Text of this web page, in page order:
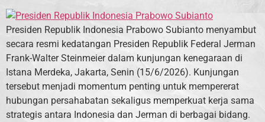
Presiden Republik Indonesia Prabowo Subianto menyambut
secara resmi kedatangan Presiden Republik Federal Jerman
Frank-Walter Steinmeier dalam kunjungan kenegaraan di
Istana Merdeka, Jakarta, Senin (15/6/2026). Kunjungan
tersebut menjadi momentum penting untuk mempererat
hubungan persahabatan sekaligus memperkuat kerja sama
strategis antara Indonesia dan Jerman di berbagai bidang.